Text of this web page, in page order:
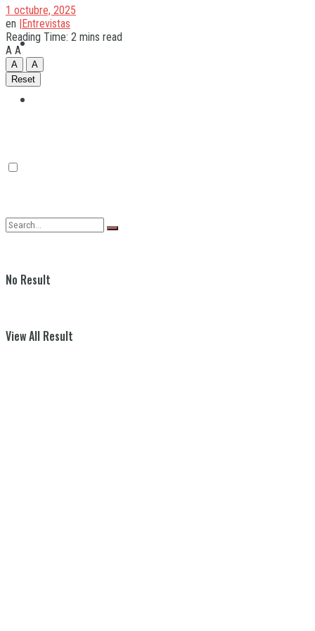
Quilmes
No Result
View All Result
1 octubre, 2025
en |Entrevistas
Reading Time: 2 mins read
A A
A
A
Reset